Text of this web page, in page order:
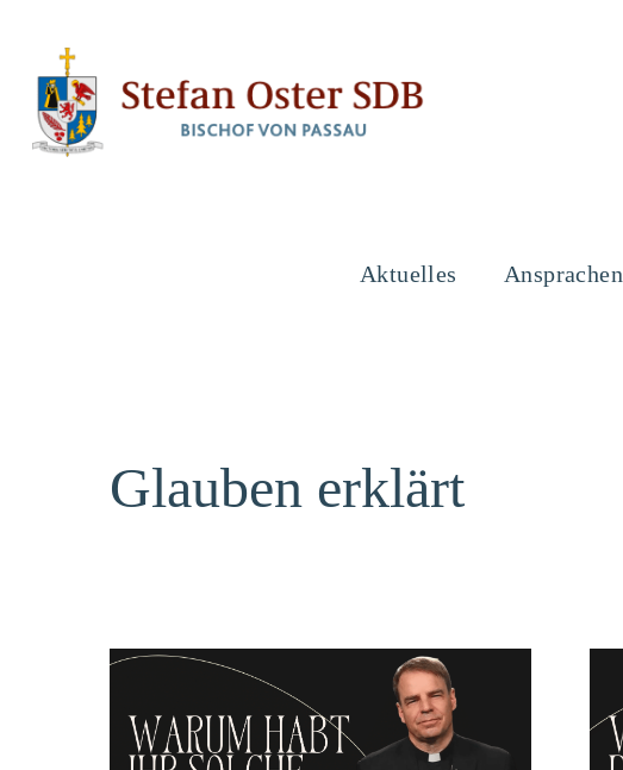
Aktuelles Ansprachen
Glauben erklärt